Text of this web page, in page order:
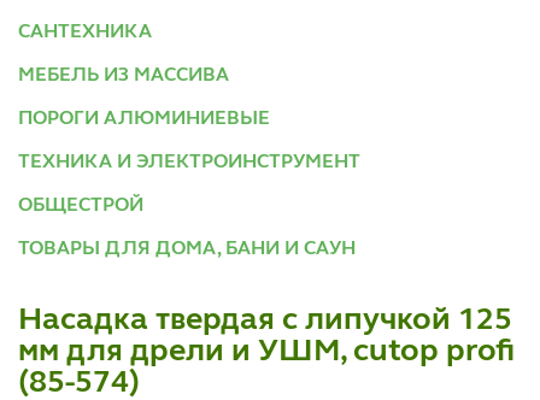
САНТЕХНИКА
МЕБЕЛЬ ИЗ МАССИВА
ПОРОГИ АЛЮМИНИЕВЫЕ
ТЕХНИКА И ЭЛЕКТРОИНСТРУМЕНТ
ОБЩЕСТРОЙ
ТОВАРЫ ДЛЯ ДОМА, БАНИ И САУН
Насадка твердая с липучкой 125
мм для дрели и УШМ, cutop profi
(85-574)